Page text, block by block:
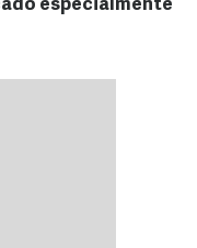
especialmente